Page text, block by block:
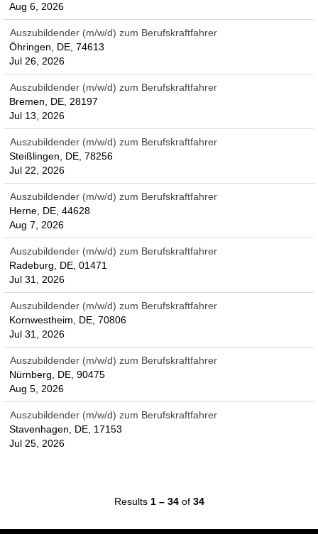
Aug 6, 2026
Auszubildender (m/w/d) zum Berufskraftfahrer
Öhringen, DE, 74613
Jul 26, 2026
Auszubildender (m/w/d) zum Berufskraftfahrer
Bremen, DE, 28197
Jul 13, 2026
Auszubildender (m/w/d) zum Berufskraftfahrer
Steißlingen, DE, 78256
Jul 22, 2026
Auszubildender (m/w/d) zum Berufskraftfahrer
Herne, DE, 44628
Aug 7, 2026
Auszubildender (m/w/d) zum Berufskraftfahrer
Radeburg, DE, 01471
Jul 31, 2026
Auszubildender (m/w/d) zum Berufskraftfahrer
Kornwestheim, DE, 70806
Jul 31, 2026
Auszubildender (m/w/d) zum Berufskraftfahrer
Nürnberg, DE, 90475
Aug 5, 2026
Auszubildender (m/w/d) zum Berufskraftfahrer
Stavenhagen, DE, 17153
Jul 25, 2026
Results 1 – 34of 34